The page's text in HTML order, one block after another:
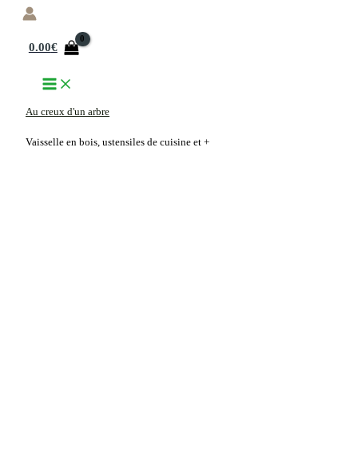
Aller
0.00€
Au creux d'un arbre
Vaisselle en bois, ustensiles de cuisine et +